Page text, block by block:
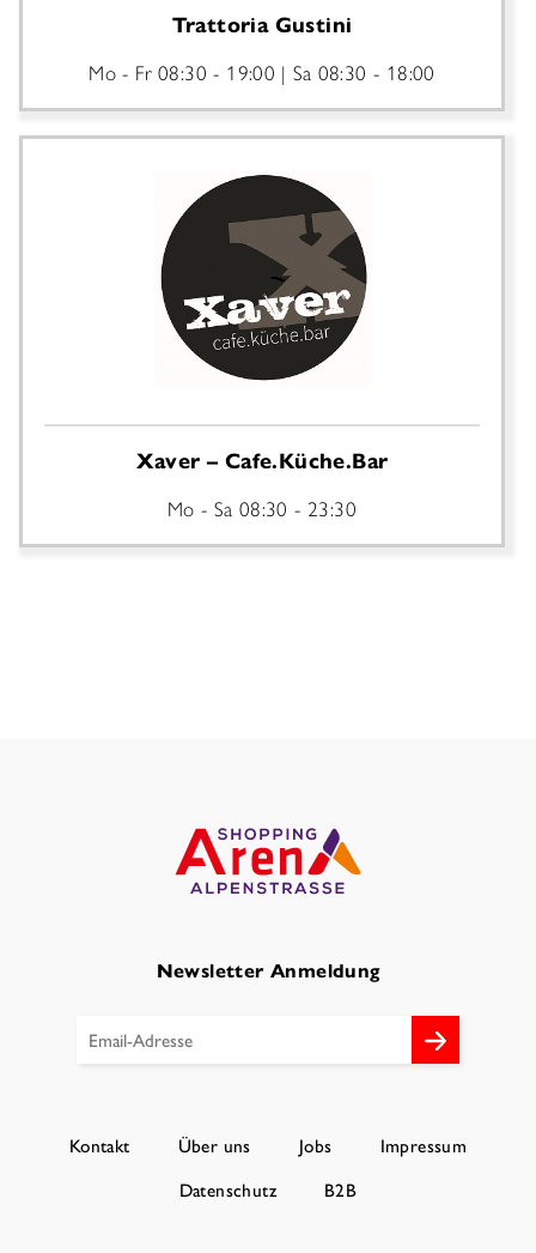
Trattoria Gustini
Mo - Fr 08:30 - 19:00 Sa 08:30 - 18:00
Xaver – Cafe.Küche.Bar
Mo - Sa 08:30 - 23:30
Newsletter Anmeldung
Kontakt Über uns Jobs
Impressum
Datenschutz
B2B